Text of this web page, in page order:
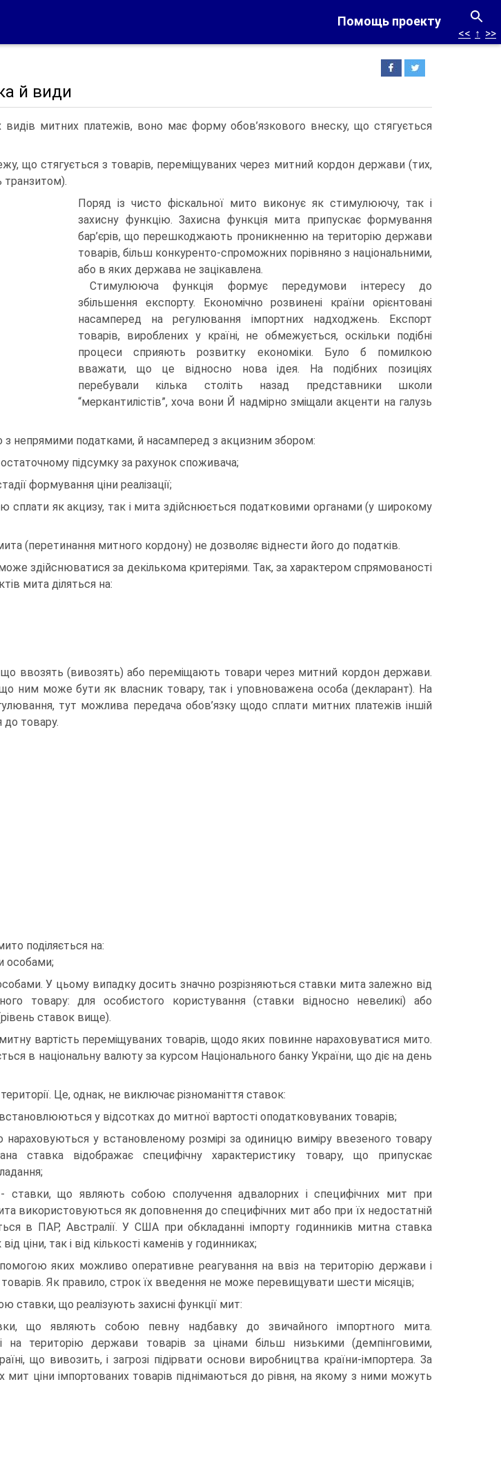
Помощь проекту
<< ↑ >>
й види
митних платежів, воно має форму обов’язкового внеску, що стягується
що стягується з товарів, пере­міщуваних через митний кордон держави (тих,
транзитом).
Поряд із чисто фіскальної мито виконує як стимулюючу, так і
захисну функцію. Захисна функція мита припускає формування
бар’єрів, що перешкоджають проникненню на територію держави
товарів, більш конкуренто-спроможних порівняно з національними,
або в яких держава не зацікавлена.
Стимулююча функція формує передумови інтересу до
збільшення експорту. Економічно розвинені країни орієнтовані
насамперед на регулювання імпортних надходжень. Експорт
товарів, вироблених у країні, не обмежується, оскільки подібні
процеси сприяють розвитку економіки. Було б помилкою
вважати, що це відносно нова ідея. На подібних позиціях
перебували кілька століть назад представники школи
“меркантилістів”, хоча вони Й надмірно зміщали акценти на галузь
з непрямими податками, й насамперед з акцизним збором:
остаточному підсумку за рахунок споживача;
формування ціни реалізації;
сплати як акцизу, так і мита здійснюється податковими органами (у широкому
(перетинання митного кордону) не дозволяє віднести його до податків.
здійснюватися за декількома критеріями. Так, за характером спрямованості
мита діляться на:
ввозять (вивозять) або переміщають товари через митний кордон держави.
ним може бути як власник товару, так і уповноважена особа (декларант). На
тут можлива передача обов’язку щодо сплати митних платежів іншій
до товару.
поділяється на:
особами;
У цьому випадку досить значно розрізняються ставки мита залежно від
товару: для особистого користування (ставки відносно невеликі) або
ставок вище).
вартість переміщуваних товарів, щодо яких повинне нараховуватися мито.
в національну валюту за курсом Національного банку України, що діє на день
Це, однак, не виключає різноманіття ставок:
у відсотках до митної вартості оподатковуваних товарів;
нараховуються у встановленому розмірі за одиницю виміру ввезеного товару
ставка відображає специфічну характеристику товару, що припускає
- ставки, що являють собою сполучення адвалорних і специфічних мит при
використовуються як доповнення до специфічних мит або при їх недостатній
в ПАР, Австралії. У США при обкладанні імпорту годинників митна ставка
ціни, так і від кількості каменів у годинниках;
яких можливо оперативне реагування на ввіз на територію держави і
товарів. Як правило, строк їх введення не може перевищувати шести місяців;
ставки, що реалізують захисні функції мит:
що являють собою певну над­бавку до звичайного імпортного мита.
на територію держави товарів за цінами більш низькими (демпінговими,
що вивозить, і загрозі підірвати основи виробництва країни-імпортера. За
ціни імпортованих товарів піднімаються до рівня, на якому з ними можуть